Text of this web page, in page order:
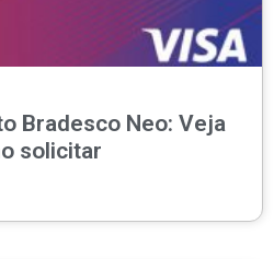
Bradesco Neo: Veja
solicitar